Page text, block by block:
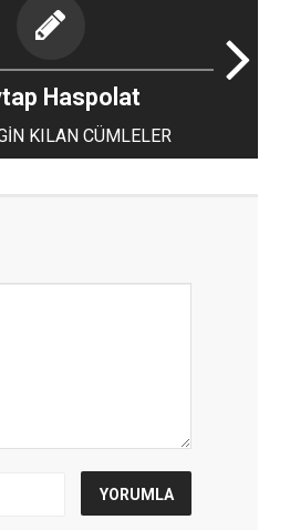
Haspolat
KILAN CÜMLELER